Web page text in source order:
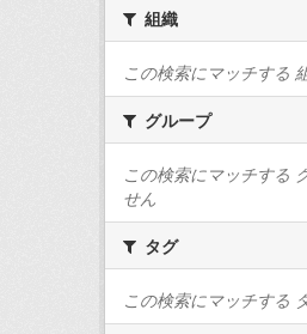
組織
この検索にマッチする
グループ
この検索にマッチする
せん
タグ
この検索にマッチする